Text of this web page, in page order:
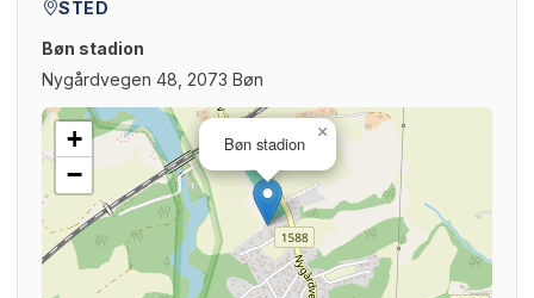
STED
Bøn stadion
Nygårdvegen 48, 2073 Bøn
Bøn stadion
×
+
−